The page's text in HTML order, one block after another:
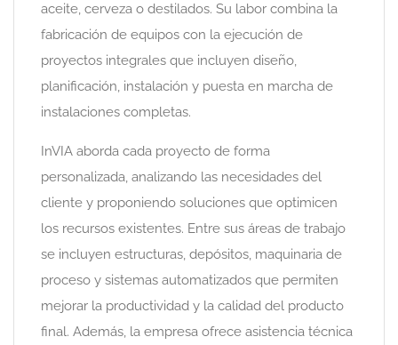
aceite, cerveza o destilados. Su labor combina la
fabricación de equipos con la ejecución de
proyectos integrales que incluyen diseño,
planificación, instalación y puesta en marcha de
instalaciones completas.
InVIA aborda cada proyecto de forma
personalizada, analizando las necesidades del
cliente y proponiendo soluciones que optimicen
los recursos existentes. Entre sus áreas de trabajo
se incluyen estructuras, depósitos, maquinaria de
proceso y sistemas automatizados que permiten
mejorar la productividad y la calidad del producto
final. Además, la empresa ofrece asistencia técnica